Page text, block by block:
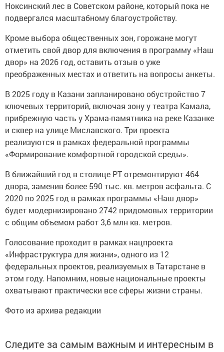
Ноксинский лес в Советском районе, который пока не
подвергался масштабному благоустройству.
Кроме выбора общественных зон, горожане могут
отметить свой двор для включения в программу «Наш
двор» на 2026 год, оставить отзыв о уже
преображенных местах и ответить на вопросы анкеты.
В 2025 году в Казани запланировано обустройство 7
ключевых территорий, включая зону у театра Камала,
прибрежную часть у Храма-памятника на реке Казанке
и сквер на улице Миславского. Три проекта
реализуются в рамках федеральной программы
«Формирование комфортной городской среды».
В ближайший год в столице РТ отремонтируют 464
двора, заменив более 590 тыс. кв. метров асфальта. С
2020 по 2025 год в рамках программы «Наш двор»
будет модернизировано 2742 придомовых территории
с общим объемом работ 3,6 млн кв. метров.
Голосование проходит в рамках нацпроекта
«Инфраструктура для жизни», одного из 12
федеральных проектов, реализуемых в Татарстане в
этом году. Напомним, новые национальные проекты
охватывают практически все сферы жизни страны.
Фото из архива редакции
Следите за самым важным и интересным в